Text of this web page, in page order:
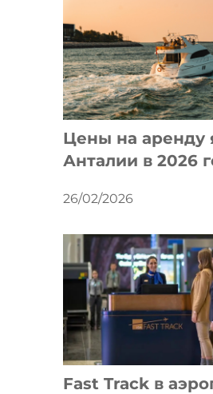
Цены на аренду
Анталии в 2026
26/02/2026
Fast Track в